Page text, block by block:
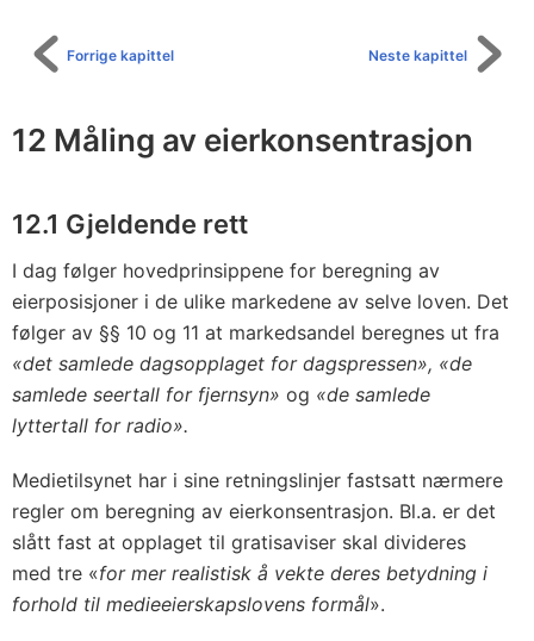
Neste kapittel
Forrige kapittel
12 Måling av eierkonsentrasjon
12.1 Gjeldende rett
I dag følger hovedprinsippene for beregning av
eierposisjoner i de ulike markedene av selve loven. Det
følger av §§ 10 og 11 at markedsandel beregnes ut fra
«det samlede dagsopplaget for dagspressen», «de
samlede seertall for fjernsyn» og «de samlede
lyttertall for radio».
Medietilsynet har i sine retningslinjer fastsatt nærmere
regler om beregning av eierkonsentrasjon. Bl.a. er det
slått fast at opplaget til gratisaviser skal divideres
med tre «for mer realistisk å vekte deres betydning i
forhold til medieeierskapslovens formål».